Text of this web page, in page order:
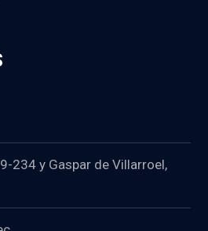
234 y Gaspar de Villarroel,